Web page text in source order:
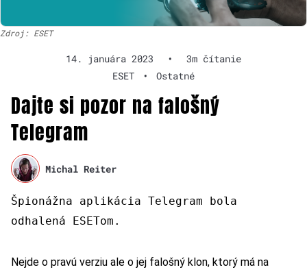
Zdroj: ESET
14. januára 2023 •
3m čítanie
ESET
• Ostatné
Dajte si pozor na falošný
Telegram
Michal Reiter
Špionážna aplikácia Telegram bola
odhalená ESETom.
Nejde o pravú verziu ale o jej falošný klon, ktorý má na